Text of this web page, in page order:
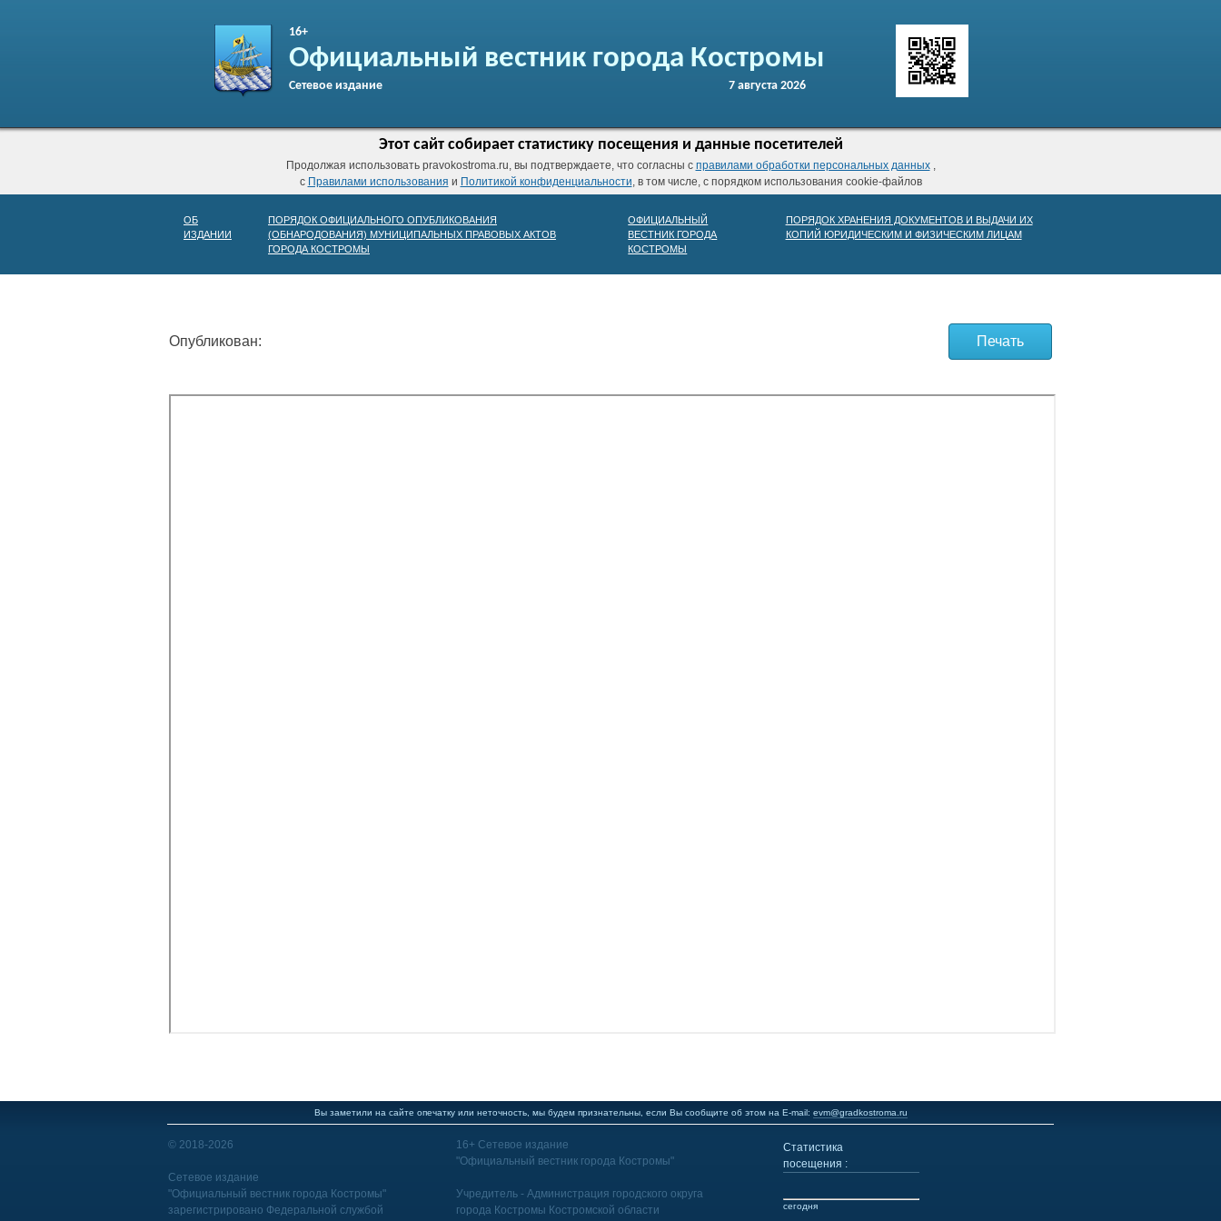
16+
Официальный вестник города Костромы
Сетевое издание 7 августа 2026
Этот сайт собирает статистику посещения и данные посетителей
Продолжая использовать pravokostroma.ru, вы подтверждаете, что согласны с правилами обработки персональных данных,
с Правилами использования и Политикой конфиденциальности, в том числе, с порядком использования cookie-файлов
ОБ
ИЗДАНИИ
ПОРЯДОК ОФИЦИАЛЬНОГО ОПУБЛИКОВАНИЯ
(ОБНАРОДОВАНИЯ) МУНИЦИПАЛЬНЫХ ПРАВОВЫХ АКТОВ
ГОРОДА КОСТРОМЫ
ОФИЦИАЛЬНЫЙ
ВЕСТНИК ГОРОДА
КОСТРОМЫ
ПОРЯДОК ХРАНЕНИЯ ДОКУМЕНТОВ И ВЫДАЧИ ИХ
КОПИЙ ЮРИДИЧЕСКИМ И ФИЗИЧЕСКИМ ЛИЦАМ
Опубликован:
Вы заметили на сайте опечатку или неточность, мы будем признательны, если Вы сообщите об этом на E-mail: evm@gradkostroma.ru
© 2018-2026
Сетевое издание
"Официальный вестник города Костромы"
зарегистрировано Федеральной службой
16+ Сетевое издание
"Официальный вестник города Костромы"
Учредитель - Администрация городского округа
города Костромы Костромской области
Статистика
посещения :
сегодня